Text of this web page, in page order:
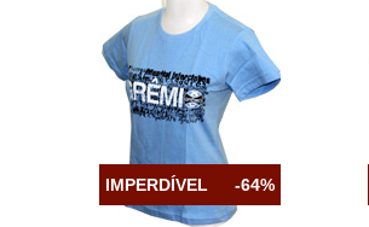
IMPERDÍVEL -64%